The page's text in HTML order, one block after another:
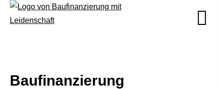
Baufinanzierung